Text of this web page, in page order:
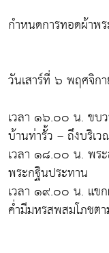
กำหนดการทอดผ้าพ
วันเสาร์ที่ ๖ พฤศจิ
เวลา ๑๖.๐๐ น. ขบ
บ้านท่ารั้ว – ถึงบริเ
เวลา ๑๘.๐๐ น. พร
พระกฐินประทาน
เวลา ๑๙.๐๐ น. แขก
ค่ำมีมหรสพสมโภชต